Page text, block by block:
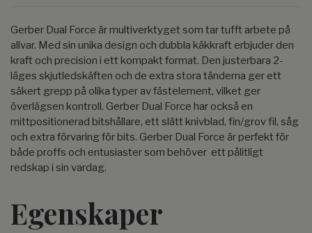
Gerber Dual Force är multiverktyget som tar tufft arbete på
allvar. Med sin unika design och dubbla käkkraft erbjuder den
kraft och precision i ett kompakt format. Den justerbara 2-
läges skjutledskäften och de extra stora tänderna ger ett
säkert grepp på olika typer av fästelement, vilket ger
överlägsen kontroll. Gerber Dual Force har också en
mittpositionerad bitshållare, ett slätt knivblad, fin/grov fil, såg
och extra förvaring för bits. Gerber Dual Force är perfekt för
både proffs och entusiaster som behöver ett pålitligt
redskap i sin vardag.
Egenskaper